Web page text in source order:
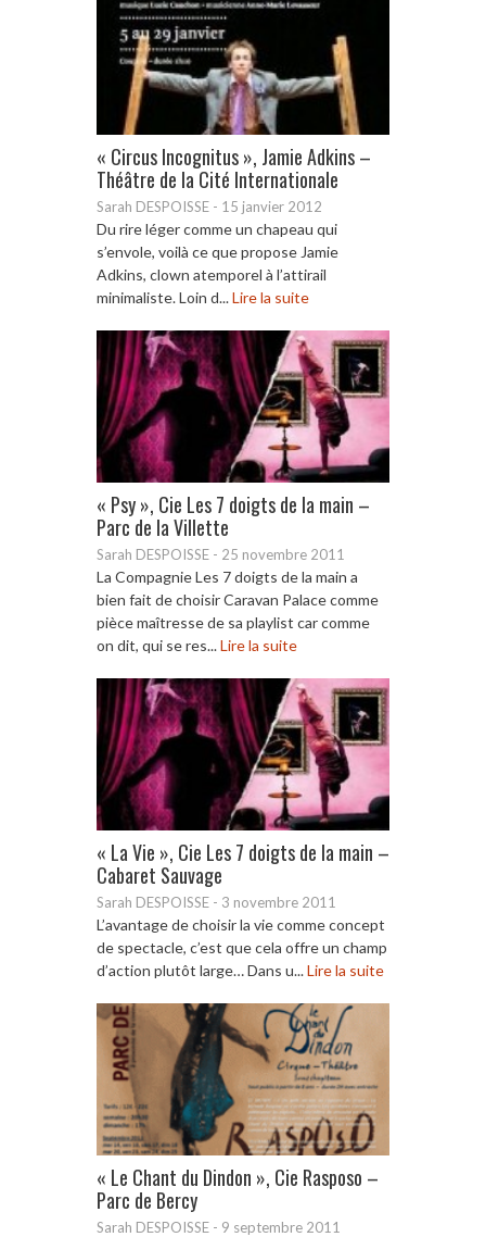
« Circus Incognitus », Jamie Adkins –
Théâtre de la Cité Internationale
Sarah DESPOISSE - 15 janvier 2012
Du rire léger comme un chapeau qui
s’envole, voilà ce que propose Jamie
Adkins, clown atemporel à l’attirail
minimaliste. Loin d...Lire la suite
« Psy », Cie Les 7 doigts de la main –
Parc de la Villette
Sarah DESPOISSE - 25 novembre 2011
La Compagnie Les 7 doigts de la main a
bien fait de choisir Caravan Palace comme
pièce maîtresse de sa playlist car comme
on dit, qui se res...Lire la suite
« La Vie », Cie Les 7 doigts de la main –
Cabaret Sauvage
Sarah DESPOISSE - 3 novembre 2011
L’avantage de choisir la vie comme concept
de spectacle, c’est que cela offre un champ
d’action plutôt large… Dans u...Lire la suite
« Le Chant du Dindon », Cie Rasposo –
Parc de Bercy
Sarah DESPOISSE - 9 septembre 2011